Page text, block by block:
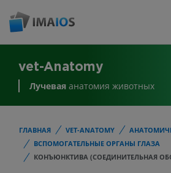
vet-Anatomy
Лучевая анатомия животных
ГЛАВНАЯ VET-ANATOMY
ВСПОМОГАТЕЛЬНЫЕ ОРГАНЫ ГЛАЗА
КОНЪЮНКТИВА (СОЕДИНИТЕЛЬНАЯ